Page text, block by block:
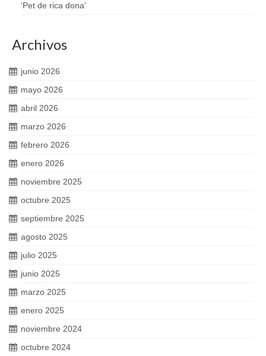
‘Pet de rica dona’
Archivos
junio 2026
mayo 2026
abril 2026
marzo 2026
febrero 2026
enero 2026
noviembre 2025
octubre 2025
septiembre 2025
agosto 2025
julio 2025
junio 2025
marzo 2025
enero 2025
noviembre 2024
octubre 2024